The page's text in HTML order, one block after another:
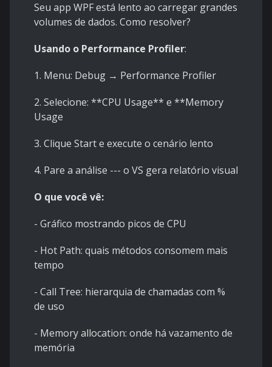
Seu app WPF está lento ao carregar grandes
volumes de dados. Como resolver?
Usando o Performance Profiler:
1. Menu: Debug → Performance Profiler
2. Selecione: **CPU Usage** e **Memory
Usage
3. Clique Start e execute o cenário lento
4. Pare a análise --- o VS gera relatório visual
O que você vê:
- Gráfico mostrando picos de CPU
- Hot Path: quais métodos consomem mais
tempo
- Call Tree: hierarquia de chamadas com %
de uso
- Memory allocation: onde há vazamento de
memória